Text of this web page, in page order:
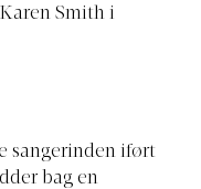
Smith i
sangerinden iført
bag en